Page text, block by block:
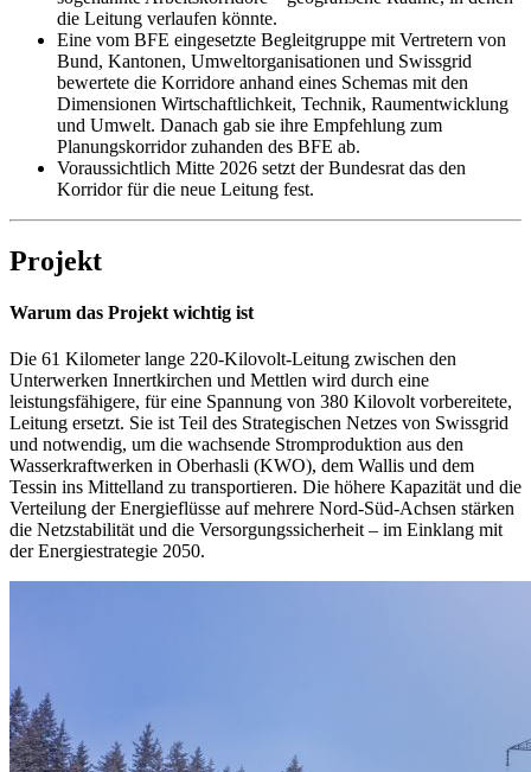
die Leitung verlaufen könnte.
Eine vom BFE eingesetzte Begleitgruppe mit Vertretern von
Bund, Kantonen, Umweltorganisationen und Swissgrid
bewertete die Korridore anhand eines Schemas mit den
Dimensionen Wirtschaftlichkeit, Technik, Raumentwicklung
und Umwelt. Danach gab sie ihre Empfehlung zum
Planungskorridor zuhanden des BFE ab.
Voraussichtlich Mitte 2026 setzt der Bundesrat das den
Korridor für die neue Leitung fest.
Projekt
Warum das Projekt wichtig ist
Die 61 Kilometer lange 220-Kilovolt-Leitung zwischen den
Unterwerken Innertkirchen und Mettlen wird durch eine
leistungsfähigere, für eine Spannung von 380 Kilovolt vorbereitete,
Leitung ersetzt. Sie ist Teil des Strategischen Netzes von Swissgrid
und notwendig, um die wachsende Stromproduktion aus den
Wasserkraftwerken in Oberhasli (KWO), dem Wallis und dem
Tessin ins Mittelland zu transportieren. Die höhere Kapazität und die
Verteilung der Energieflüsse auf mehrere Nord-Süd-Achsen stärken
die Netzstabilität und die Versorgungssicherheit – im Einklang mit
der Energiestrategie 2050.